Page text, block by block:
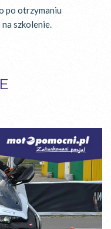
po otrzymaniu
szkolenie.